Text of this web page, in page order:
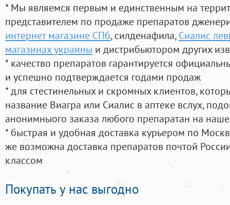
* Мы являемся первым и единственным на
представителем по продаже препаратов
интернет магазине СПб, силденафила, Сиалис
магазинах украины и дистрибьютором других
* качество препаратов гарантируется
и успешно подтверждается годами продаж
* для стестинельных и скромных клиентов,
название Виагра или Сиалис в аптеке вслух,
анонимныого заказа любого препаратан на
* быстрая и удобная доставка курьером по
же возможна доставка препаратов почтой
классом
Покупать у нас выгодно